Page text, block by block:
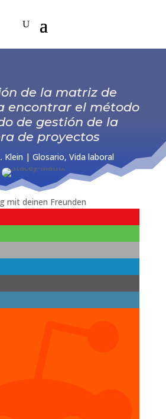
de la matriz de
encontrar el método
de gestión de la
de proyectos
Klein | Glosario, Vida laboral
mit deinen Freunden